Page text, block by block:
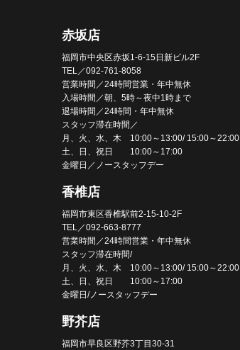
赤坂店
福岡市中央区赤坂1-6-15日新ビル2F
TEL／092-761-8058
営業時間／24時間営業・年中無休
入場時間／朝、5時～夜中1時まで
退場時間／24時間・年中無休
スタッフ滞在時間／
月、火、水、木 10:00～13:00/ 15:00～22:00
土、日、祝日 10:00～17:00
金曜日／ノースタッフデー
香椎店
福岡市東区香椎駅前2-15-10-2F
TEL／092-663-8777
営業時間／24時間営業・年中無休
スタッフ滞在時間/
月、火、水、木 10:00～13:00/ 15:00～22:00
土、日、祝日 10:00～17:00
金曜日/ノースタッフデー
野芥店
福岡市早良区野芥3丁目30-31